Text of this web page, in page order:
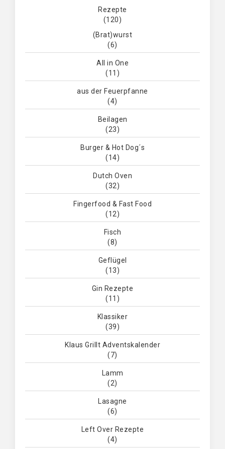
Rezepte
(120)
(Brat)wurst
(6)
All in One
(11)
aus der Feuerpfanne
(4)
Beilagen
(23)
Burger & Hot Dog´s
(14)
Dutch Oven
(32)
Fingerfood & Fast Food
(12)
Fisch
(8)
Geflügel
(13)
Gin Rezepte
(11)
Klassiker
(39)
Klaus Grillt Adventskalender
(7)
Lamm
(2)
Lasagne
(6)
Left Over Rezepte
(4)